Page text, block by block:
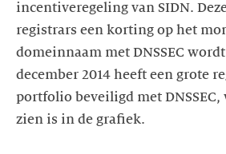
incentiveregeling van SIDN.
registrars een korting op het
domeinnaam met DNSSEC
december 2014 heeft een grote
portfolio beveiligd met DNSSEC,
zien is in de grafiek.